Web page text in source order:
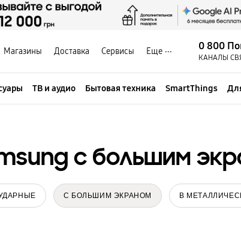
Магазины Доставка Сервисы Еще 0 800
КАНАЛЫ
ТВ и аудио Бытовая техника SmartThings
с большим
С БОЛЬШИМ ЭКРАНОМ В